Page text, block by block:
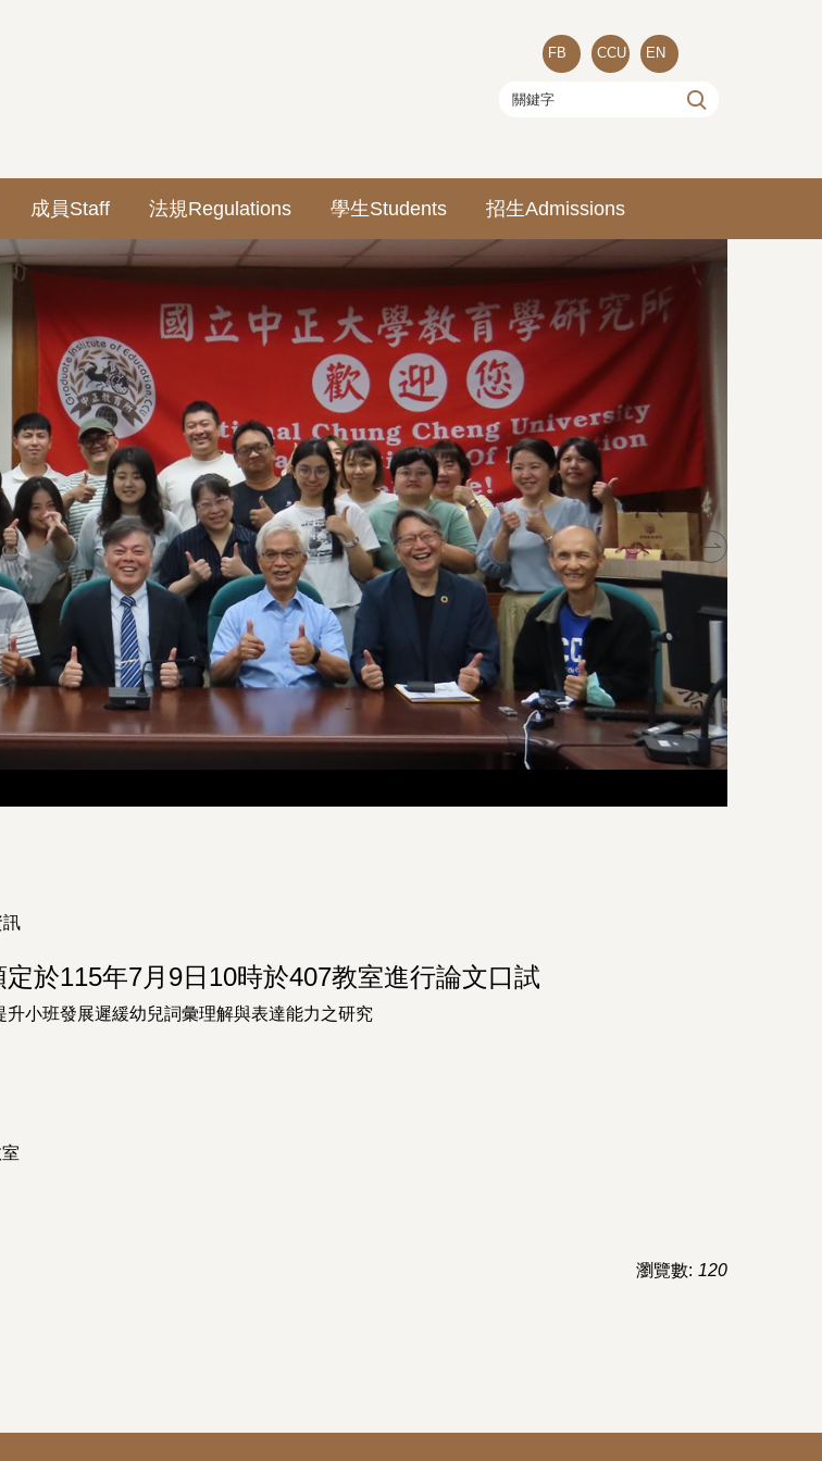
FB CCU EN
成員Staff 法規Regulations 學生Students 招生Admissions
訊
於115年7月9日10時於407教室進行論文口試
小班發展遲緩幼兒詞彙理解與表達能力之研究
瀏覽數: 120